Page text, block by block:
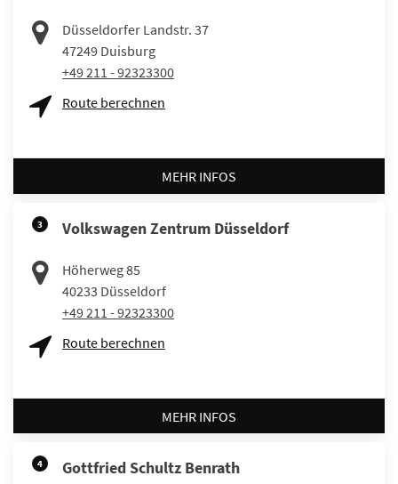
Düsseldorfer Landstr. 37
47249 Duisburg
+49 211 - 92323300
Route berechnen
MEHR INFOS
3 Volkswagen Zentrum Düsseldorf
Höherweg 85
40233 Düsseldorf
+49 211 - 92323300
Route berechnen
MEHR INFOS
4 Gottfried Schultz Benrath